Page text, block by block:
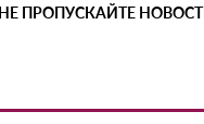
НЕ ПРОПУСКАЙТЕ